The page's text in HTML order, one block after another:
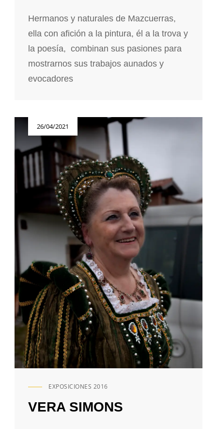
Hermanos y naturales de Mazcuerras,
ella con afición a la pintura, él a la trova y
la poesía, combinan sus pasiones para
mostrarnos sus trabajos aunados y
evocadores
26/04/2021
ENLACES
CATEGORÍAS
EXPOSICIONES 2016
VERA SIMONS